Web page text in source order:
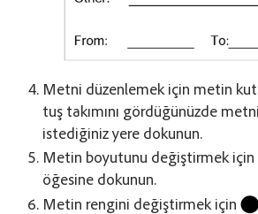
Metni düzenlemek için metin
tuş takımını gördüğünüzde
istediğiniz yere dokunun.
Metin boyutunu değiştirmek
öğesine dokunun.
Metin rengini değiştirmek için